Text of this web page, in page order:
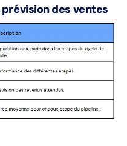
des ventes